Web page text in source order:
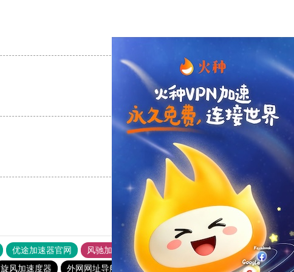
支持 [0] 反对[0]
支持
优途加速器官网 风驰加速器
旋风加速器
旋风加速度器 外网网址导航 软件中心 雷霆加速 狂飙加速器